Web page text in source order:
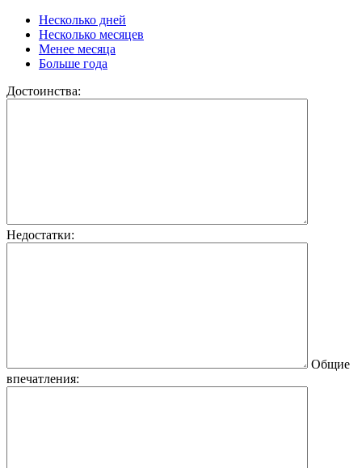
Несколько дней
Несколько месяцев
Менее месяца
Больше года
Достоинства:
Недостатки:
Общие
впечатления: